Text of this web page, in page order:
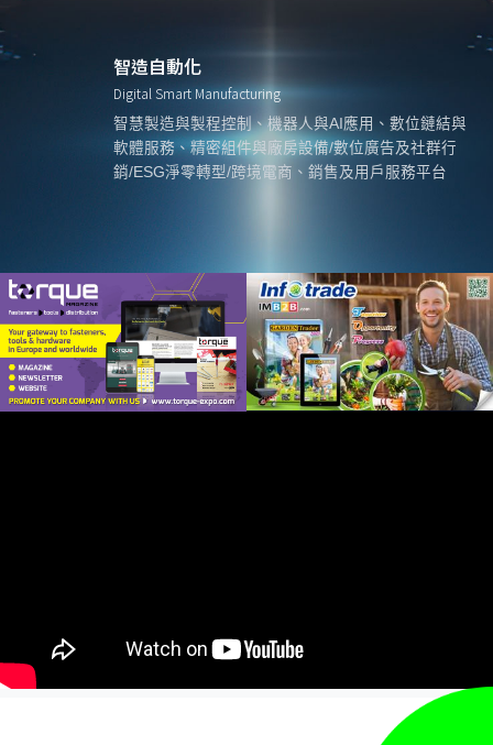
智造自動化
Digital Smart Manufacturing
智慧製造與製程控制、機器人與AI應用、數位鏈結與
軟體服務、精密組件與廠房設備/數位廣告及社群行
銷/ESG淨零轉型/跨境電商、銷售及用戶服務平台